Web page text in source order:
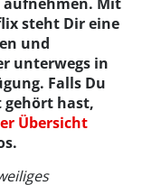
steht Dir eine
und
unterwegs in
Falls Du
gehört hast,
Übersicht